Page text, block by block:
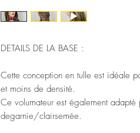
DETAILS DE LA BASE :
Cette conception en tulle est idéale
et moins de densité.
Ce volumateur est également
degarnie/clairsemée.